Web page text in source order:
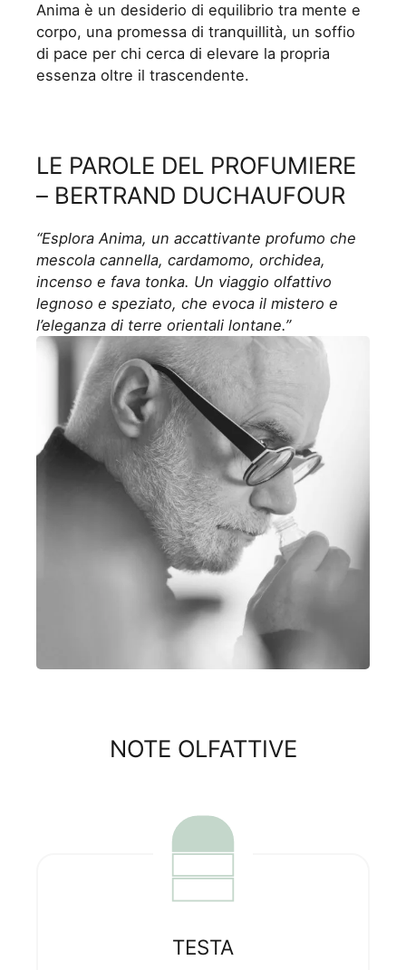
Anima è un desiderio di equilibrio tra mente e
corpo, una promessa di tranquillità, un soffio
di pace per chi cerca di elevare la propria
essenza oltre il trascendente.
LE PAROLE DEL PROFUMIERE
– BERTRAND DUCHAUFOUR
“Esplora Anima, un accattivante profumo che
mescola cannella, cardamomo, orchidea,
incenso e fava tonka. Un viaggio olfattivo
legnoso e speziato, che evoca il mistero e
l’eleganza di terre orientali lontane.”
NOTE OLFATTIVE
TESTA